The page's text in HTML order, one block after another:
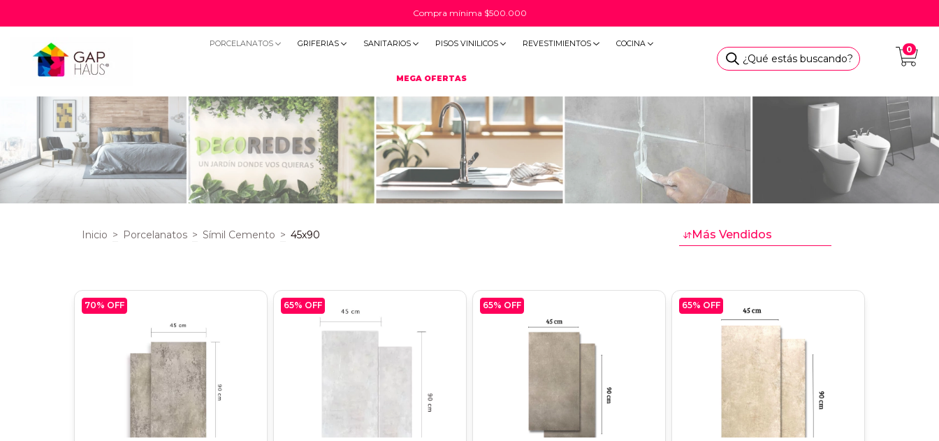
Compra mínima $500.000
PORCELANATOS GRIFERIAS SANITARIOS PISOS VINILICOS REVESTIMIENTOS COCINA
MEGA OFERTAS
¿Qué estás buscando?
0
Inicio > Porcelanatos > Símil Cemento > 45x90
70% OFF 65% OFF 65% OFF 65% OFF